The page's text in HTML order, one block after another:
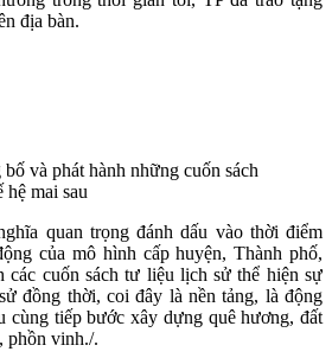
địa bàn.
và phát hành những cuốn sách
mai sau
quan trọng đánh dấu vào thời điểm
của mô hình cấp huyện, Thành phố,
các cuốn sách tư liệu lịch sử thể hiện sự
đồng thời, coi đây là nền tảng, là động
cùng tiếp bước xây dựng quê hương, đất
phồn vinh./.